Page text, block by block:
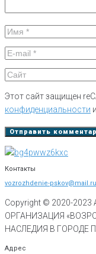
Этот сайт защищен
конфиденциальности и
Контакты
vozrozhdenie-pskov@mail.ru
Copyright © 2020-2023
ОРГАНИЗАЦИЯ
НАСЛЕДИЯ В ГОРОДЕ
Адрес